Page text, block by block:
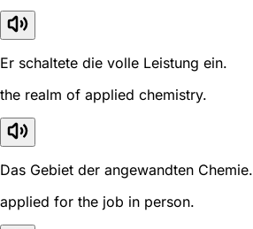
Er schaltete die volle Leistung ein.
the realm of applied chemistry.
Das Gebiet der angewandten Chemie.
applied for the job in person.